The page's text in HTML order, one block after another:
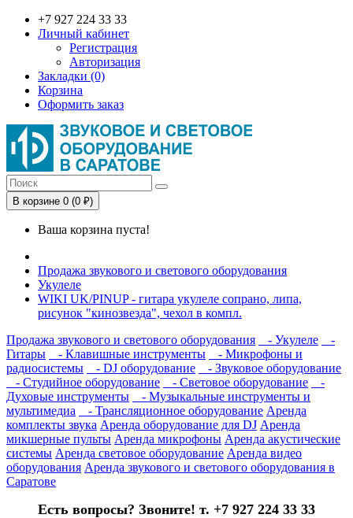
+7 927 224 33 33
Личный кабинет
Регистрация
Авторизация
Закладки (0)
Корзина
Оформить заказ
В корзине 0 (0 ₽)
Ваша корзина пуста!
Продажа звукового и светового оборудования
Укулеле
WIKI UK/PINUP - гитара укулеле сопрано, липа,
рисунок "кинозвезда", чехол в компл.
Продажа звукового и светового оборудования
- Укулеле
-
Гитары
- Клавишные инструменты
- Микрофоны и
радиосистемы
- DJ оборудование
- Звуковое оборудование
- Студийное оборудование
- Световое оборудование
-
Духовые инструменты
- Музыкальные инструменты и
мультимедиа
- Трансляционное оборудование Аренда
комплекты звука Аренда оборудование для DJ Аренда
микшерные пульты Аренда микрофоны Аренда акустические
системы Аренда световое оборудование Аренда видео
оборудования Аренда звукового и светового оборудования в
Саратове
Есть вопросы? Звоните! т. +7 927 224 33 33